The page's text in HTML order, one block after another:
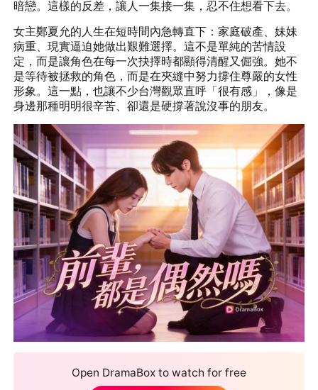
暗戀。這樣的反差，讓人一集接一集，忍不住想看下去。
女主鄭夏允的人生在短時間內急轉直下：家庭破產、妹妹
病重、現實逼迫她做出艱難選擇。這不是單純的苦情設
定，而是讓角色在每一次抉擇時都顯得清醒又倔強。她不
是等待被拯救的角色，而是在夾縫中努力撐住尊嚴的女性
形象。這一點，也讓不少台灣觀眾直呼「很有感」，像是
身邊那種明明很辛苦、卻還是硬撐著說沒事的朋友。
Open DramaBox to watch for free